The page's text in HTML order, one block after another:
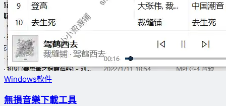
Windows軟件
無損音樂下載工具